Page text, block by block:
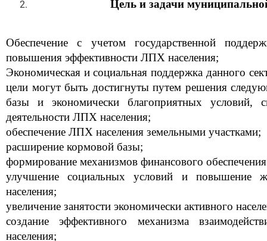
Цель и задачи
Обеспечение с учетом государственной
повышения эффективности ЛПХ населения;
Экономическая и социальная поддержка данного
цели могут быть достигнуты путем решения
базы и экономически благоприятных условий,
деятельности ЛПХ населения;
обеспечение ЛПХ населения земельными участками;
расширение кормовой базы;
формирование механизмов финансового
улучшение социальных условий и повышение
населения;
увеличение занятости экономически активного
создание эффективного механизма
населения;